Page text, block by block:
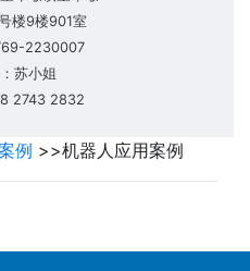
楼9楼901室
2230007
苏小姐
2743 2832
例 >>机器人应用案例